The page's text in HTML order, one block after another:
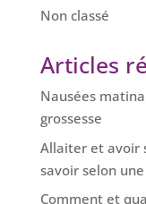
Non classé
Articles
Nausées
grossesse
Allaiter et avoir
savoir selon
Comment et